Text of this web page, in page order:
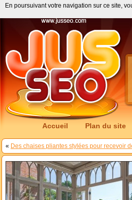
Accueil Plan du site
« Des chaises pliantes stylées pour recevoir
En poursuivant votre navigation sur ce site,